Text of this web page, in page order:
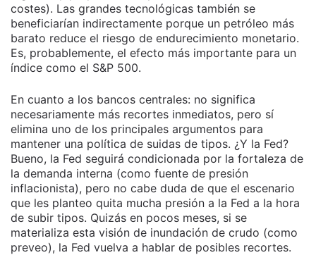
costes). Las grandes tecnológicas también se
beneficiarían indirectamente porque un petróleo más
barato reduce el riesgo de endurecimiento monetario.
Es, probablemente, el efecto más importante para un
índice como el S&P 500.
En cuanto a los bancos centrales: no significa
necesariamente más recortes inmediatos, pero sí
elimina uno de los principales argumentos para
mantener una política de suidas de tipos. ¿Y la Fed?
Bueno, la Fed seguirá condicionada por la fortaleza de
la demanda interna (como fuente de presión
inflacionista), pero no cabe duda de que el escenario
que les planteo quita mucha presión a la Fed a la hora
de subir tipos. Quizás en pocos meses, si se
materializa esta visión de inundación de crudo (como
preveo), la Fed vuelva a hablar de posibles recortes.